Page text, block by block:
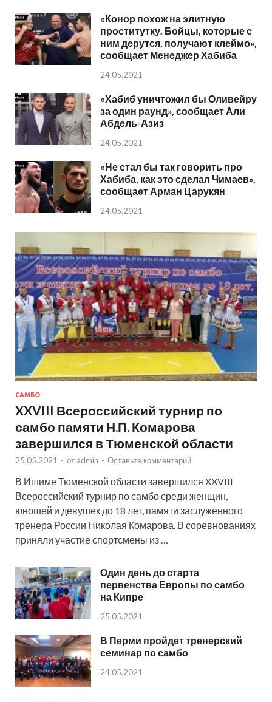
«Конор похож на элитную
проститутку. Бойцы, которые с
ним дерутся, получают клеймо»,
сообщает Менеджер Хабиба
24.05.2021
«Хабиб уничтожил бы Оливейру
за один раунд», сообщает Али
Абдель-Азиз
24.05.2021
«Не стал бы так говорить про
Хабиба, как это сделал Чимаев»,
сообщает Арман Царукян
24.05.2021
САМБО
XXVIII Всероссийский турнир по
самбо памяти Н.П. Комарова
завершился в Тюменской области
25.05.2021 - от admin - Оставьте комментарий
В Ишиме Тюменской области завершился XXVIII
Всероссийский турнир по самбо среди женщин,
юношей и девушек до 18 лет, памяти заслуженного
тренера России Николая Комарова. В соревнованиях
приняли участие спортсмены из …
Один день до старта
первенства Европы по самбо
на Кипре
25.05.2021
В Перми пройдет тренерский
семинар по самбо
24.05.2021